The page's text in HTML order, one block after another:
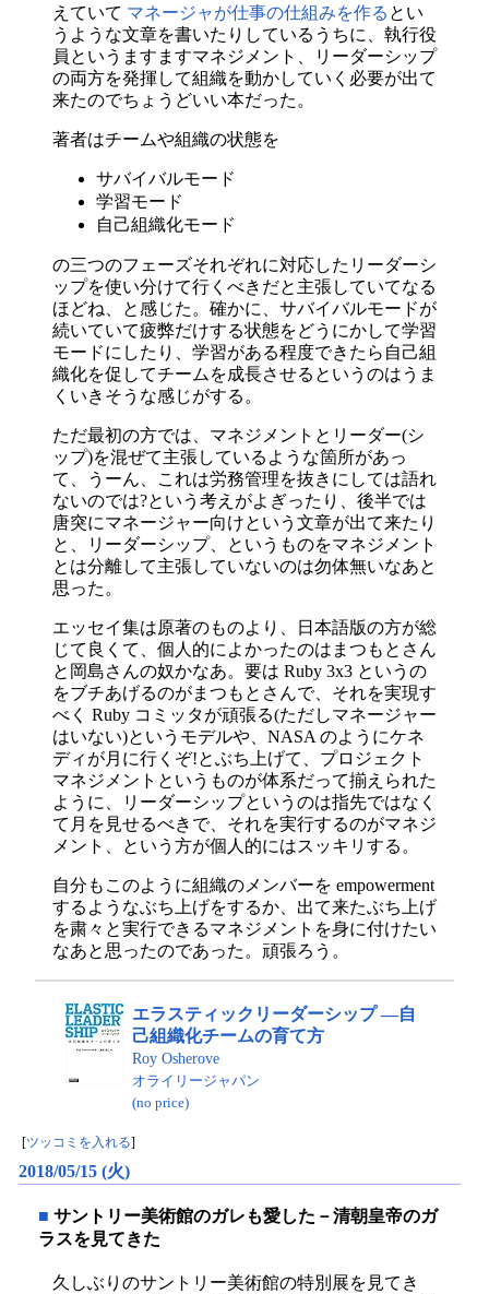
えていて マネージャが仕事の仕組みを作る とい
うような文章を書いたりしているうちに、執行役
員というますますマネジメント、リーダーシップ
の両方を発揮して組織を動かしていく必要が出て
来たのでちょうどいい本だった。
著者はチームや組織の状態を
サバイバルモード
学習モード
自己組織化モード
の三つのフェーズそれぞれに対応したリーダーシ
ップを使い分けて行くべきだと主張していてなる
ほどね、と感じた。確かに、サバイバルモードが
続いていて疲弊だけする状態をどうにかして学習
モードにしたり、学習がある程度できたら自己組
織化を促してチームを成長させるというのはうま
くいきそうな感じがする。
ただ最初の方では、マネジメントとリーダー(シ
ップ)を混ぜて主張しているような箇所があっ
て、うーん、これは労務管理を抜きにしては語れ
ないのでは?という考えがよぎったり、後半では
唐突にマネージャー向けという文章が出て来たり
と、リーダーシップ、というものをマネジメント
とは分離して主張していないのは勿体無いなあと
思った。
エッセイ集は原著のものより、日本語版の方が総
じて良くて、個人的によかったのはまつもとさん
と岡島さんの奴かなあ。要は Ruby 3x3 というの
をブチあげるのがまつもとさんで、それを実現す
べく Ruby コミッタが頑張る(ただしマネージャー
はいない)というモデルや、NASA のようにケネ
ディが月に行くぞ!とぶち上げて、プロジェクト
マネジメントというものが体系だって揃えられた
ように、リーダーシップというのは指先ではなく
て月を見せるべきで、それを実行するのがマネジ
メント、という方が個人的にはスッキリする。
自分もこのように組織のメンバーを empowerment
するようなぶち上げをするか、出て来たぶち上げ
を粛々と実行できるマネジメントを身に付けたい
なあと思ったのであった。頑張ろう。
エラスティックリーダーシップ ―自
己組織化チームの育て方
Roy Osherove
オライリージャパン
(no price)
[ツッコミを入れる]
2018/05/15 (火)
■ サントリー美術館のガレも愛した－清朝皇帝のガ
ラスを見てきた
久しぶりのサントリー美術館の特別展を見てき